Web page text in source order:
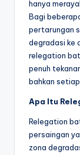
hanya
Bagi
pertarungan
degradasi ke
relegation
penuh
bahkan
Apa Itu
Relegation
persaingan
zona